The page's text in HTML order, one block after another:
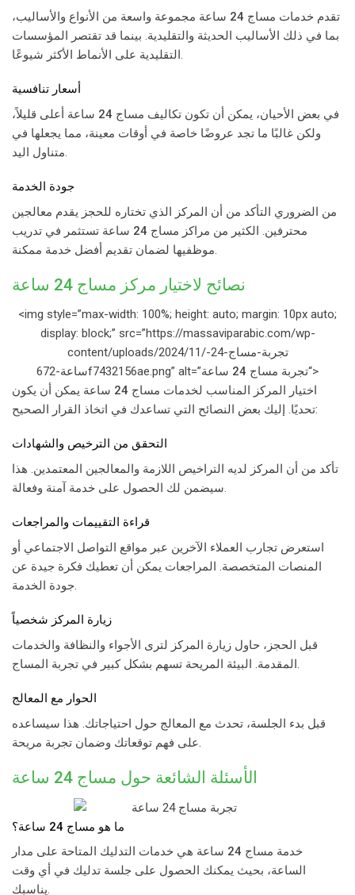
تقدم خدمات مساج 24 ساعة
مجموعة واسعة من الأنواع والأساليب،
بما في ذلك الأساليب الحديثة والتقليدية. بينما قد تقتصر المؤسسات
التقليدية على الأنماط الأكثر شيوعًا.
أسعار تنافسية
في بعض الأحيان، يمكن أن تكون تكاليف مساج 24 ساعة
أعلى قليلاً،
ولكن غالبًا ما تجد عروضًا خاصة في أوقات معينة، مما يجعلها في
متناول اليد.
جودة الخدمة
من الضروري التأكد من أن المركز الذي تختاره للحجز يقدم معالجين
محترفين. الكثير من مراكز مساج 24 ساعة
تستثمر في تدريب
موظفيها لضمان تقديم أفضل خدمة ممكنة.
نصائح لاختيار مركز مساج 24 ساعة
<img style=”max-width: 100%; height: auto; margin: 10px auto;
display: block;” src=”https://massaviparabic.com/wp-
content/uploads/2024/11/تجربة-مساج-24-
ساعة-672f7432156ae.png” alt=”تجربة مساج 24 ساعة
“>
اختيار المركز المناسب لخدمات مساج 24 ساعة
يمكن أن يكون
تحديًا. إليك بعض النصائح التي تساعدك في اتخاذ القرار الصحيح:
التحقق من الترخيص والشهادات
تأكد من أن المركز لديه التراخيص اللازمة والمعالجين المعتمدين. هذا
سيضمن لك الحصول على خدمة آمنة وفعالة.
قراءة التقييمات والمراجعات
استعرض تجارب العملاء الآخرين عبر مواقع التواصل الاجتماعي أو
المنصات المتخصصة. المراجعات يمكن أن تعطيك فكرة جيدة عن
جودة الخدمة.
زيارة المركز شخصياً
قبل الحجز، حاول زيارة المركز لترى الأجواء والنظافة والخدمات
المقدمة. البيئة المريحة تسهم بشكل كبير في تجربة المساج.
الحوار مع المعالج
قبل بدء الجلسة، تحدث مع المعالج حول احتياجاتك. هذا سيساعده
على فهم توقعاتك وضمان تجربة مريحة.
الأسئلة الشائعة حول مساج 24 ساعة
ما هو مساج 24 ساعة
؟
خدمة مساج 24 ساعة
هي خدمات التدليك المتاحة على مدار
الساعة، بحيث يمكنك الحصول على جلسة تدليك في أي وقت
يناسبك.